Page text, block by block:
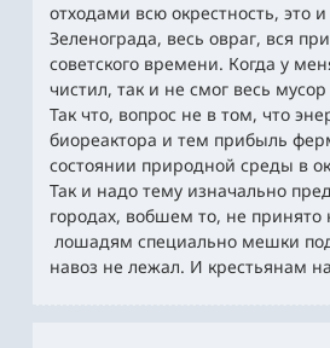
отходами всю окрестность, это
Зеленограда, весь овраг, вся
советского времени. Когда у
чистил, так и не смог весь
Так что, вопрос не в том, что
биореактора и тем прибыль
состоянии природной среды в
Так и надо тему изначально
городах, вобшем то, не принято
лошадям специально мешки
навоз не лежал. И крестьянам